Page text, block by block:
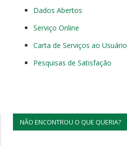
Dados Abertos
Serviço Online
Carta de Serviços ao Usuário
Pesquisas de Satisfação
NÃO ENCONTROU O QUE QUERIA?